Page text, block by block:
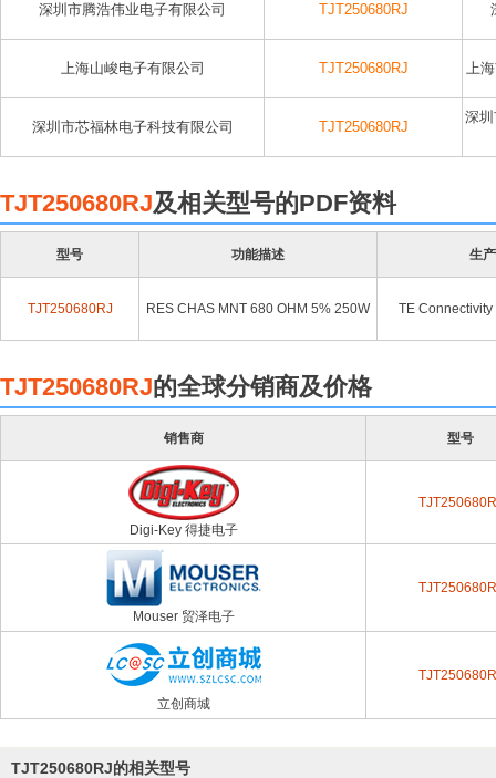
深圳市腾浩伟业电子有限公司 TJT250680RJ
上海山峻电子有限公司 TJT250680RJ 上
深圳市芯福林电子科技有限公司 TJT250680RJ
深
TJT250680RJ及相关型号的PDF资料
型号 功能描述 生
TJT250680RJ RES CHAS MNT 680 OHM 5% 250W TE
TJT250680RJ的全球分销商及价格
销售商 型号
Digi-Key 得捷电子
Mouser 贸泽电子
立创商城
TJT250680RJ的相关型号